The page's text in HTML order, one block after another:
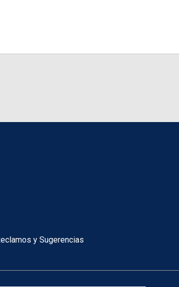
y Sugerencias